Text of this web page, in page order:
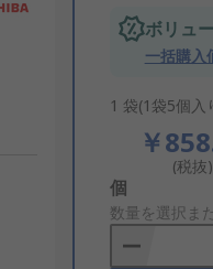
ボリュ
一括購入
1 袋(1袋5個
￥
(税抜)
Add
to
Basket
個
数量を選択ま